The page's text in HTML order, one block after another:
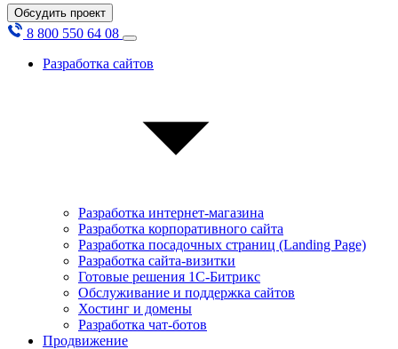
Обсудить проект
8 800 550 64 08
Разработка сайтов
Разработка интернет-магазина
Разработка корпоративного сайта
Разработка посадочных страниц (Landing Page)
Разработка сайта-визитки
Готовые решения 1С-Битрикс
Обслуживание и поддержка сайтов
Хостинг и домены
Разработка чат-ботов
Продвижение